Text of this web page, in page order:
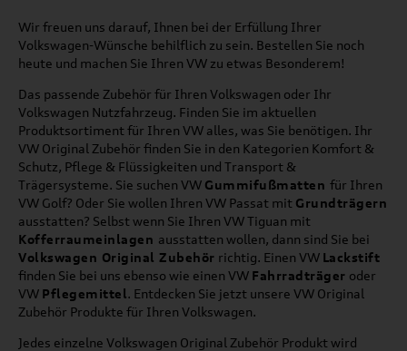
Wir freuen uns darauf, Ihnen bei der Erfüllung Ihrer
Volkswagen-Wünsche behilflich zu sein. Bestellen Sie noch
heute und machen Sie Ihren VW zu etwas Besonderem!
Das passende Zubehör für Ihren Volkswagen oder Ihr
Volkswagen Nutzfahrzeug. Finden Sie im aktuellen
Produktsortiment für Ihren VW alles, was Sie benötigen. Ihr
VW Original Zubehör finden Sie in den Kategorien Komfort &
Schutz, Pflege & Flüssigkeiten und Transport &
Trägersysteme. Sie suchen VW Gummifußmatten für Ihren
VW Golf? Oder Sie wollen Ihren VW Passat mit Grundträgern
ausstatten? Selbst wenn Sie Ihren VW Tiguan mit
Kofferraumeinlagen ausstatten wollen, dann sind Sie bei
Volkswagen Original Zubehör richtig. Einen VW Lackstift
finden Sie bei uns ebenso wie einen VW Fahrradträger oder
VW Pflegemittel. Entdecken Sie jetzt unsere VW Original
Zubehör Produkte für Ihren Volkswagen.
Jedes einzelne Volkswagen Original Zubehör Produkt wird